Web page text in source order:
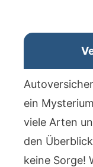
ein
viele Arten
den
keine Sorge!